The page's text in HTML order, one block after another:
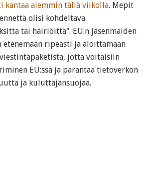
kantaa aiemmin tällä viikolla. Mepit
olisi kohdeltava
tai häiriöittä". EU:n jäsenmaiden
etenemään ripeästi ja aloittamaan
jotta voitaisiin
EU:ssa ja parantaa tietoverkon
ja kuluttajansuojaa.